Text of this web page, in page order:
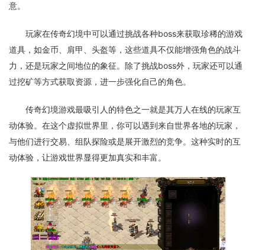
意。
玩家在传奇幻境中可以通过挑战各种boss来获取珍稀的游戏
道具，如金币、肩甲、头盔等，这些道具不仅能增强角色的战斗
力，还是玩家之间地位的象征。除了挑战boss外，玩家还可以通
过挖矿等方式获取资源，进一步强化自己的角色。
传奇幻境游戏最吸引人的特色之一就是其万人在线的玩家互
动体验。在这个虚拟世界里，你可以遇到来自世界各地的玩家，
与他们进行交易、组队探险或是展开激烈的竞争。这种实时的互
动体验，让游戏世界显得更加真实和丰富。